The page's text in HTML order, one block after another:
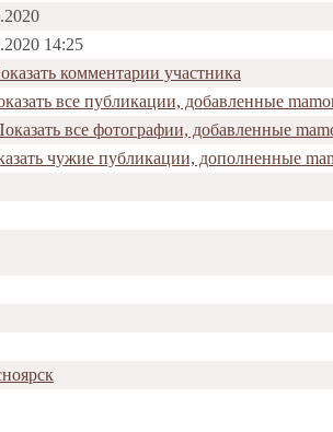
14:25
комментарии участника
все публикации, добавленные
все фотографии, добавленные
чужие публикации, дополненные